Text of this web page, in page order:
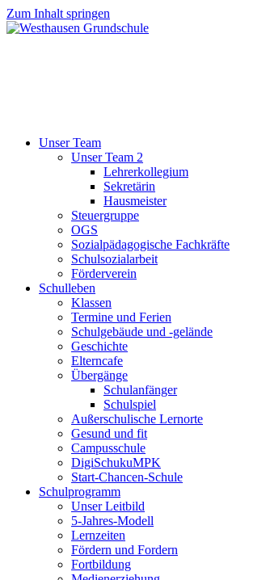
Zum Inhalt springen
Unser Team
Unser Team 2
Lehrerkollegium
Sekretärin
Hausmeister
Steuergruppe
OGS
Sozialpädagogische Fachkräfte
Schulsozialarbeit
Förderverein
Schulleben
Klassen
Termine und Ferien
Schulgebäude und -gelände
Geschichte
Elterncafe
Übergänge
Schulanfänger
Schulspiel
Außerschulische Lernorte
Gesund und fit
Campusschule
DigiSchukuMPK
Start-Chancen-Schule
Schulprogramm
Unser Leitbild
5-Jahres-Modell
Lernzeiten
Fördern und Fordern
Fortbildung